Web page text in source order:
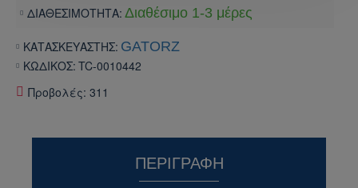
ΔΙΑΘΕΣΙΜΟΤΗΤΑ: Διαθέσιμο 1-3 μέρες
ΚΑΤΑΣΚΕΥΑΣΤΗΣ: GATORZ
ΚΩΔΙΚΟΣ: TC-0010442
Προβολές: 311
ΠΕΡΙΓΡΑΦΉ